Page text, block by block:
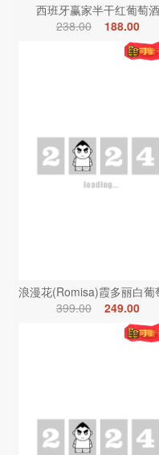
西班牙赢家半干红葡萄酒
238.00
188.00
浪漫花(Romisa)霞多丽白葡
399.00
249.00